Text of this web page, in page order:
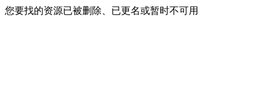
您要找的资源已被删除、已更名或暂时不可用